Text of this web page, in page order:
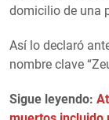
domicilio de una
Así lo declaró
nombre clave
Sigue leyendo: